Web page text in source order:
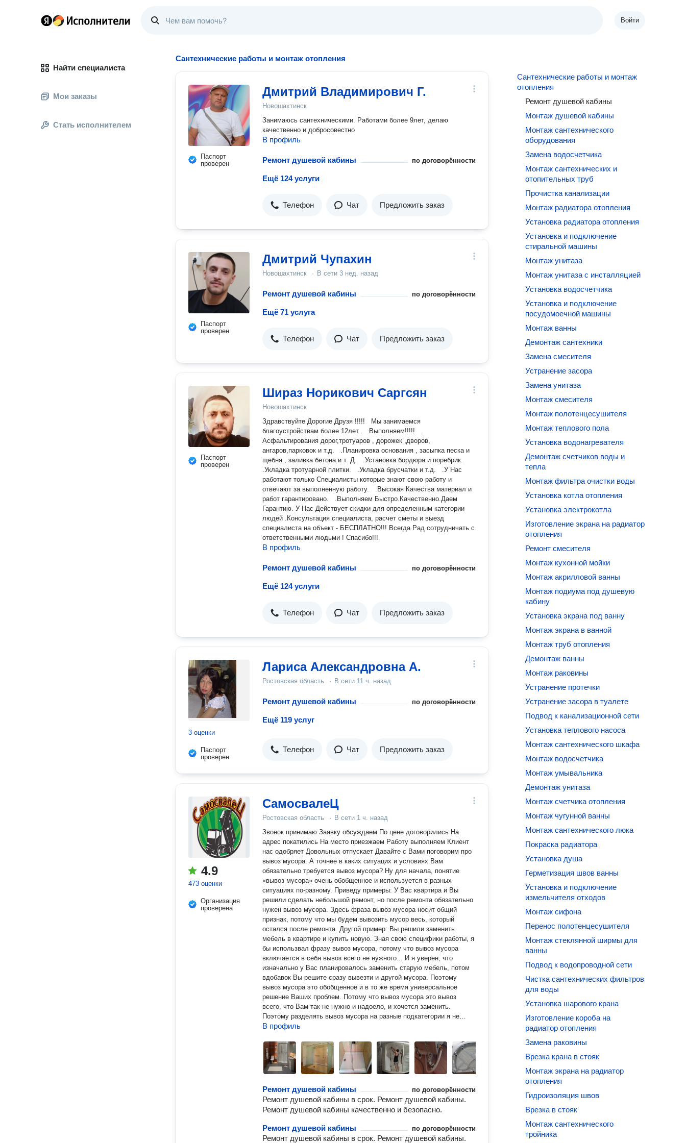
Войти
Найти специалиста
Мои заказы
Стать исполнителем
Сантехнические работы и монтаж отопления
Паспорт
проверен
Дмитрий Владимирович Г.
Новошахтинск
Занимаюсь сантехническими. Работами более 9лет, делаю
качественно и добросовестно
В профиль
Ремонт душевой кабины по договорённости
Ещё 124 услуги
Телефон Чат Предложить заказ
Паспорт
проверен
Дмитрий Чупахин
Новошахтинск · В сети 3 нед. назад
Ремонт душевой кабины по договорённости
Ещё 71 услуга
Телефон Чат Предложить заказ
Паспорт
проверен
Шираз Норикович Саргсян
Новошахтинск
Здравствуйте Дорогие Друзя !!!!! Мы занимаемся
благоустройствам более 12лет . Выполняем!!!!! .
Асфальтирования дорог,тротуаров , дорожек ,дворов,
ангаров,парковок и т.д. .Планировка основания , засыпка песка и
щебня , заливка бетона и т. Д. .Установка бордюра и поребрик.
.Укладка тротуарной плитки. .Укладка брусчатки и т.д. .У Нас
работают только Специалисты которые знают свою работу и
отвечают за выполненную работу. .Высокая Качества материал и
работ гарантировано. .Выполняем Быстро.Качественно.Даем
Гарантию. У Нас Действует скидки для определенным категории
людей .Консультация специалиста, расчет сметы и выезд
специалиста на объект - БЕСПЛАТНО!!! Всегда Рад сотрудничать с
ответственными людьми ! Спасибо!!!
В профиль
Ремонт душевой кабины по договорённости
Ещё 124 услуги
Телефон Чат Предложить заказ
3 оценки
Паспорт
проверен
Лариса Александровна А.
Ростовская область · В сети 11 ч. назад
Ремонт душевой кабины по договорённости
Ещё 119 услуг
Телефон Чат Предложить заказ
4.9
473 оценки
Организация
проверена
СамосвалеЦ
Ростовская область · В сети 1 ч. назад
Звонок принимаю Заявку обсуждаем По цене договорились На
адрес покатились На место приезжаем Работу выполняем Клиент
нас одобряет Довольных отпускает Давайте с Вами поговорим про
вывоз мусора. А точнее в каких ситуацих и условиях Вам
обязательно требуется вывоз мусора? Ну для начала, понятие
«вывоз мусора» очень обобщенное и используется в разных
ситуациях по-разному. Приведу примеры: У Вас квартира и Вы
решили сделать небольшой ремонт, но после ремонта обязательно
нужен вывоз мусора. Здесь фраза вывоз мусора носит общий
признак, потому что мы будем вывозить мусор весь, который
остался после ремонта. Другой пример: Вы решили заменить
мебель в квартире и купить новую. Зная свою специфики работы, я
бы использвал фразу вывоз мусора, потому что вывоз мусора
включается в себя вывоз всего не нужного... И я уверен, что
изначально у Вас планировалось заменить старую мебель, потом
вдобавок Вы решите сразу вывезти и другой мусора. Поэтому
вывоз мусора это обобщенное и в то же время универсальное
решение Ваших проблем. Потому что вывоз мусора это вывоз
всего, что Вам так не нужно и надоело, и хочется заменить.
Поэтому разделять вывоз мусора на разные подкатегории я не
вижу никакого смысла... Зачем перечеслять то что Вам нужно
можно организоваться вывоз мусора, а уже если будут какие-то
особые предпочтения, то можно предупредить, если мусор будет
какой-то необычный или специфичный. В заключении хочу сказать,
что вывоз мусора это универсальная фраза. Которая должна
которую нужно решить, конкретно вывоз мусора. А уже по моему
усмотрению я уточню, что конкретно нужно вывозить и уже сделаю
точное заключение по цене и сроках выполнении данной услуги. Я
предложениях вывоз мусора, я уже понимаю и примерно
В профиль
Ремонт душевой кабины по договорённости
Ремонт душевой кабины в срок. Ремонт душевой кабины.
Ремонт душевой кабины качественно и безопасно.
Ремонт душевой кабины по договорённости
Ремонт душевой кабины в срок. Ремонт душевой кабины.
Сантехнические работы и монтаж
отопления
Ремонт душевой кабины
Монтаж душевой кабины
Монтаж сантехнического
оборудования
Замена водосчетчика
Монтаж сантехнических и
отопительных труб
Прочистка канализации
Монтаж радиатора отопления
Установка радиатора отопления
Установка и подключение
стиральной машины
Монтаж унитаза
Монтаж унитаза с инсталляцией
Установка водосчетчика
Установка и подключение
посудомоечной машины
Монтаж ванны
Демонтаж сантехники
Замена смесителя
Устранение засора
Замена унитаза
Монтаж смесителя
Монтаж полотенцесушителя
Монтаж теплового пола
Установка водонагревателя
Демонтаж счетчиков воды и
тепла
Монтаж фильтра очистки воды
Установка котла отопления
Установка электрокотла
Изготовление экрана на радиатор
отопления
Ремонт смесителя
Монтаж кухонной мойки
Монтаж акрилловой ванны
Монтаж подиума под душевую
кабину
Установка экрана под ванну
Монтаж экрана в ванной
Монтаж труб отопления
Демонтаж ванны
Монтаж раковины
Устранение протечки
Устранение засора в туалете
Подвод к канализационной сети
Установка теплового насоса
Монтаж сантехнического шкафа
Монтаж водосчетчика
Монтаж умывальника
Демонтаж унитаза
Монтаж счетчика отопления
Монтаж чугунной ванны
Монтаж сантехнического люка
Покраска радиатора
Установка душа
Герметизация швов ванны
Установка и подключение
измельчителя отходов
Монтаж сифона
Перенос полотенцесушителя
Монтаж стеклянной ширмы для
ванны
Подвод к водопроводной сети
Чистка сантехнических фильтров
для воды
Установка шарового крана
Изготовление короба на
радиатор отопления
Замена раковины
Врезка крана в стояк
Монтаж экрана на радиатор
отопления
Гидроизоляция швов
Врезка в стояк
Монтаж сантехнического
тройника